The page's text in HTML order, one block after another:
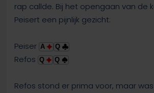
rap callde. Bij het opengaan van de
Peisert een pijnlijk gezicht:
Peiser A Q
Refos Q Q
Refos stond er prima voor, maar